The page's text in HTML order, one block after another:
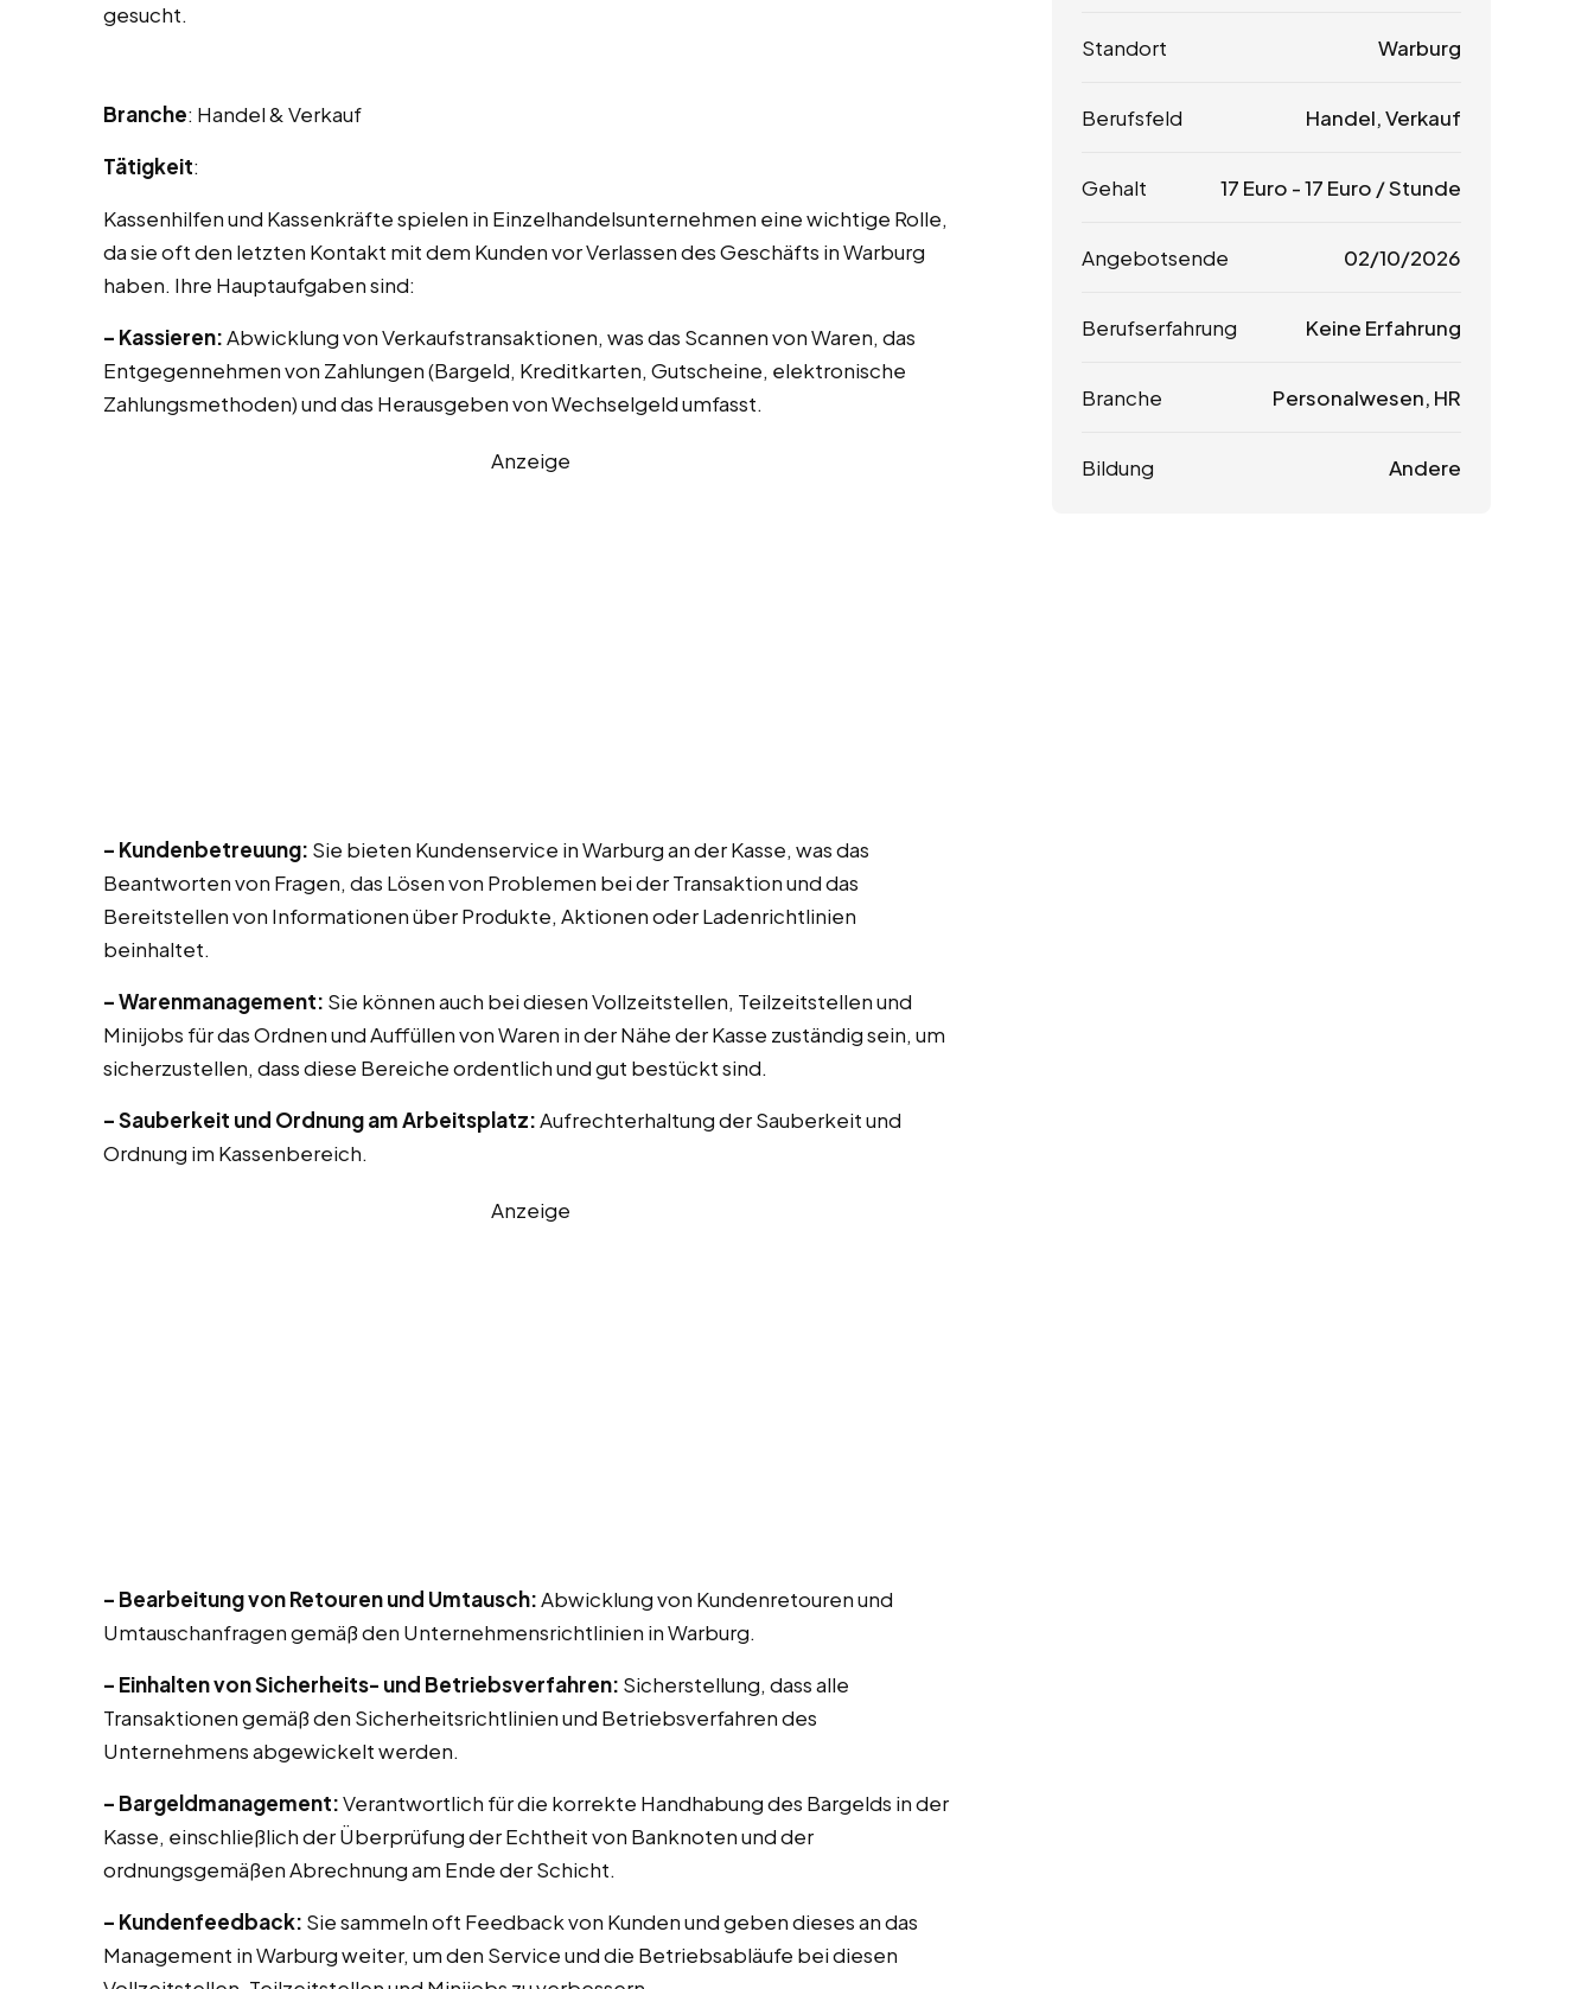
gesucht.
Branche: Handel & Verkauf
Tätigkeit:
Kassenhilfen und Kassenkräfte spielen in Einzelhandelsunternehmen eine wichtige Rolle,
da sie oft den letzten Kontakt mit dem Kunden vor Verlassen des Geschäfts in Warburg
haben. Ihre Hauptaufgaben sind:
– Kassieren:Abwicklung von Verkaufstransaktionen, was das Scannen von Waren, das
Entgegennehmen von Zahlungen (Bargeld, Kreditkarten, Gutscheine, elektronische
Zahlungsmethoden) und das Herausgeben von Wechselgeld umfasst.
Anzeige
– Kundenbetreuung: Sie bieten Kundenservice in Warburg an der Kasse, was das
Beantworten von Fragen, das Lösen von Problemen bei der Transaktion und das
Bereitstellen von Informationen über Produkte, Aktionen oder Ladenrichtlinien
beinhaltet.
– Warenmanagement: Sie können auch bei diesen Vollzeitstellen, Teilzeitstellen und
Minijobs für das Ordnen und Auffüllen von Waren in der Nähe der Kasse zuständig sein, um
sicherzustellen, dass diese Bereiche ordentlich und gut bestückt sind.
– Sauberkeit und Ordnung am Arbeitsplatz:Aufrechterhaltung der Sauberkeit und
Ordnung im Kassenbereich.
Anzeige
– Bearbeitung von Retouren und Umtausch:Abwicklung von Kundenretouren und
Umtauschanfragen gemäß den Unternehmensrichtlinien in Warburg.
– Einhalten von Sicherheits- und Betriebsverfahren: Sicherstellung, dass alle
Transaktionen gemäß den Sicherheitsrichtlinien und Betriebsverfahren des
Unternehmens abgewickelt werden.
– Bargeldmanagement:Verantwortlich für die korrekte Handhabung des Bargelds in der
Kasse, einschließlich der Überprüfung der Echtheit von Banknoten und der
ordnungsgemäßen Abrechnung am Ende der Schicht.
– Kundenfeedback: Sie sammeln oft Feedback von Kunden und geben dieses an das
Management in Warburg weiter, um den Service und die Betriebsabläufe bei diesen
Standort Warburg
Berufsfeld Handel, Verkauf
Gehalt 17 Euro -17 Euro / Stunde
Angebotsende 02/10/2026
Berufserfahrung Keine Erfahrung
Branche Personalwesen, HR
Bildung Andere